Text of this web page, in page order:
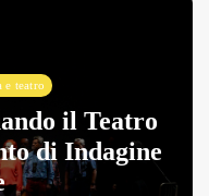
Concerto Acustico...
e teatro
il Teatro
di Indagine